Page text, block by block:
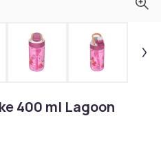
400 ml Lagoon